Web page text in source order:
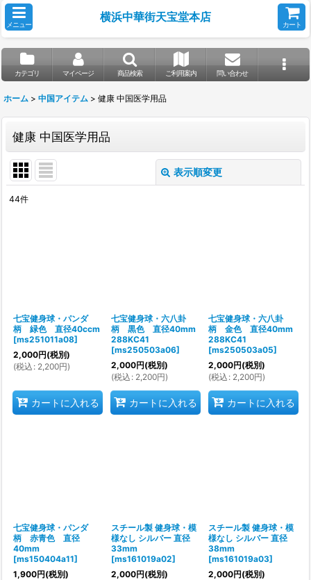
メニュー
横浜中華街天宝堂本店
カート
カテゴリ マイページ 商品検索 ご利用案内 問い合わせ
ホーム > 中国アイテム > 健康 中国医学用品
健康 中国医学用品
表示順変更
44件
七宝健身球・パンダ
柄 緑色 直径40ccm
[ms251011a08]
2,000円(税別)
(税込 : 2,200円)
カートに入れる
七宝健身球・六八卦
柄 黒色 直径40mm
288KC41
[ms250503a06]
2,000円(税別)
(税込 : 2,200円)
カートに入れる
七宝健身球・六八卦
柄 金色 直径40mm
288KC41
[ms250503a05]
2,000円(税別)
(税込 : 2,200円)
カートに入れる
七宝健身球・パンダ
柄 赤青色 直径
40mm
[ms150404a11]
1,900円(税別)
スチール製 健身球・模
様なし シルバー 直径
33mm
[ms161019a02]
2,000円(税別)
スチール製 健身球・模
様なし シルバー 直径
38mm
[ms161019a03]
2,000円(税別)